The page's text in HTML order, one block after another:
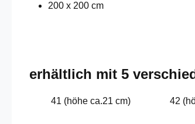
200 x 200 cm
erhältlich mit 5
41 (höhe ca.21 cm) 42